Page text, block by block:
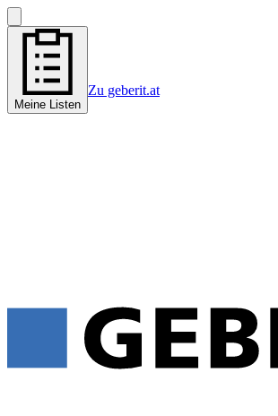
Meine Listen
Zu geberit.at